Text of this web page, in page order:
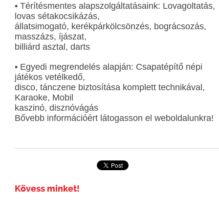
• Térítésmentes alapszolgáltatásaink: Lovagoltatás,
lovas sétakocsikázás,
állatsimogató, kerékpárkölcsönzés, bográcsozás,
masszázs, íjászat,
billiárd asztal, darts
• Egyedi megrendelés alapján: Csapatépítő népi
játékos vetélkedő,
disco, tánczene biztosítása komplett technikával,
Karaoke, Mobil
kaszinó, disznóvágás
Bővebb információért látogasson el weboldalunkra!
Kövess minket!